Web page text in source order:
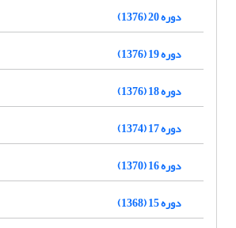
دوره 20 (1376)
دوره 19 (1376)
دوره 18 (1376)
دوره 17 (1374)
دوره 16 (1370)
دوره 15 (1368)